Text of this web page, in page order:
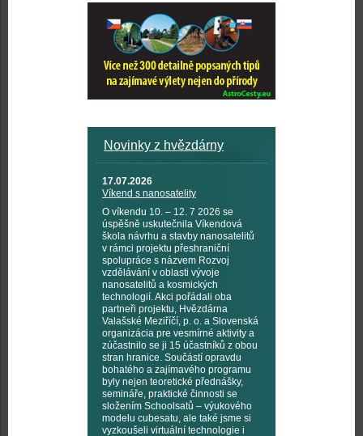
Novinky z hvězdárny
17.07.2026
Víkend s nanosatelity
O víkendu 10. – 12. 7 2026 se
úspěšně uskutečnila Víkendová
škola návrhu a stavby nanosatelitů
v rámci projektu přeshraniční
spolupráce s názvem Rozvoj
vzdělávání v oblasti vývoje
nanosatelitů a kosmických
technologií. Akci pořádali oba
partneři projektu, Hvězdárna
Valašské Meziříčí, p. o. a Slovenská
organizácia pre vesmírné aktivity a
zúčastnilo se ji 15 účastníků z obou
stran hranice. Součástí opravdu
bohatého a zajímavého programu
byly nejen teoretické přednášky,
semináře, praktické činnosti se
složením Schoolsatů – výukového
modelu cubesatu, ale také jsme si
vyzkoušeli virtuální technologie i